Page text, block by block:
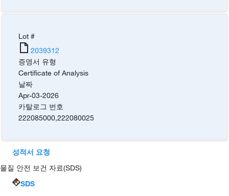
Lot #
2039312
증명서 유형
Certificate of Analysis
날짜
Apr-03-2026
카탈로그 번호
222085000,222080025
성적서 요청
물질 안전 보건 자료(SDS)
SDS